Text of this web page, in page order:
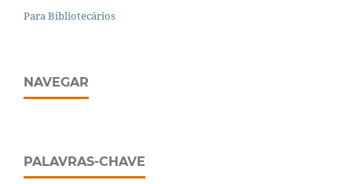
Para Bibliotecários
NAVEGAR
PALAVRAS-CHAVE